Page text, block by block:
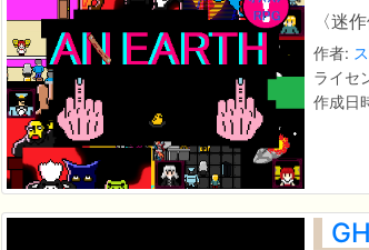
〈迷
作者:
ライセ
作成日